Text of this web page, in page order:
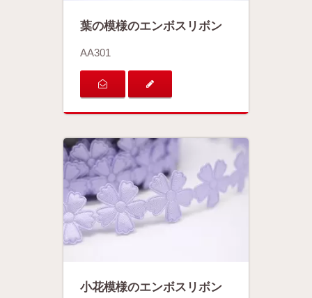
葉の模様のエンボスリボン
AA301
小花模様のエンボスリボン